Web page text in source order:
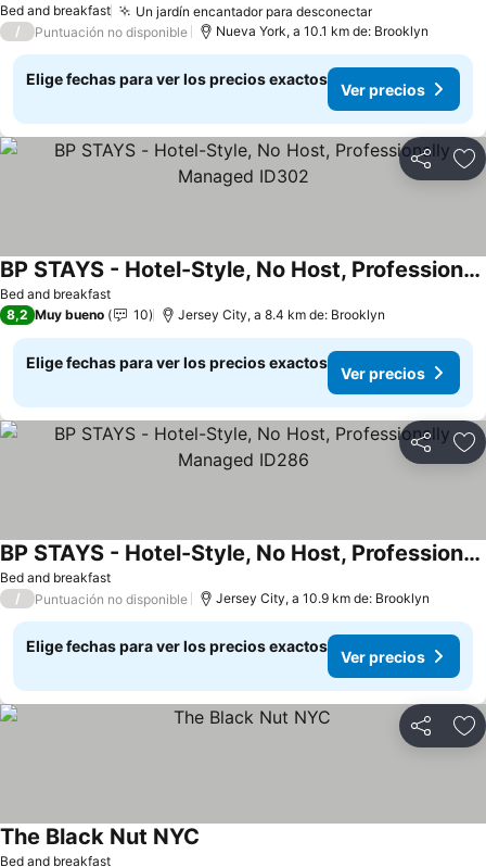
Bed and breakfast Un jardín encantador para desconectarVer precios
/ Puntuación no disponible Nueva York, a 10.1 km de: Brooklyn
Elige fechas para ver los precios exactos
Ver precios
Compartir
Bed and breakfast
BP STAYS - Hotel-Style, No Host, Professionally Managed ID302
Ver precios
8,2 Muy bueno 10 Jersey City, a 8.4 km de: Brooklyn
Elige fechas para ver los precios exactos
Ver precios
Compartir
Bed and breakfast
BP STAYS - Hotel-Style, No Host, Professionally Managed ID286
Ver precios
/ Puntuación no disponible Jersey City, a 10.9 km de: Brooklyn
Elige fechas para ver los precios exactos
Ver precios
Compartir
Bed and breakfast
The Black Nut NYC